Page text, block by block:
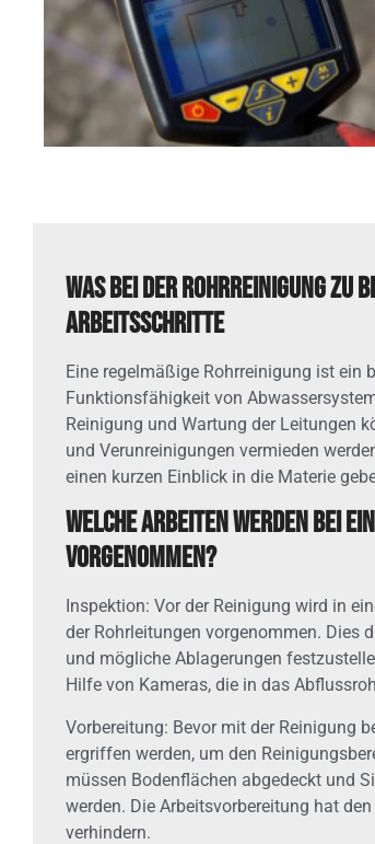
Was bei der Rohrreinigung zu
Arbeitsschritte
Eine regelmäßige Rohrreinigung ist ein
Funktionsfähigkeit von
Reinigung und Wartung der Leitungen
und Verunreinigungen vermieden
einen kurzen Einblick in die Materie
Welche Arbeiten werden bei
vorgenommen?
Inspektion: Vor der Reinigung wird in
der Rohrleitungen vorgenommen. Dies
und mögliche Ablagerungen
Hilfe von Kameras, die in das
Vorbereitung: Bevor mit der Reinigung
ergriffen werden, um den
müssen Bodenflächen abgedeckt und
werden. Die Arbeitsvorbereitung hat
verhindern.